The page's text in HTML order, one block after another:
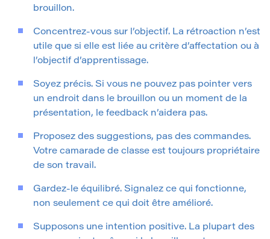
brouillon.
Concentrez-vous sur l’objectif. La rétroaction n’est
utile que si elle est liée au critère d’affectation ou à
l’objectif d’apprentissage.
Soyez précis. Si vous ne pouvez pas pointer vers
un endroit dans le brouillon ou un moment de la
présentation, le feedback n’aidera pas.
Proposez des suggestions, pas des commandes.
Votre camarade de classe est toujours propriétaire
de son travail.
Gardez-le équilibré. Signalez ce qui fonctionne,
non seulement ce qui doit être amélioré.
Supposons une intention positive. La plupart des